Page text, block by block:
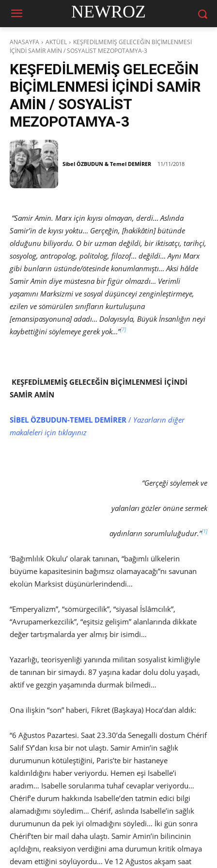
NEWROZ
ANASAYFA AKTÜEL
KEŞFEDİLMEMİŞ GELECEĞİN BİÇİMLENMESİ
İÇİNDİ SAMİR AMİN / SOSYALİST MEZOPOTAMYA-3
KEŞFEDİLMEMİŞ GELECEĞİN
BİÇİMLENMESİ İÇİNDİ SAMİR
AMİN / SOSYALİST
MEZOPOTAMYA-3
Sibel ÖZBUDUN & Temel DEMİRER 11/11/2018
“Samir Amin. Marx için kıyısı olmayan, derdi… Aslında
Samir’in de kıyısı yoktu… Gerçeğin, [hakikâtin] bütünde
olduğunu biliyordu. O bir uzman değildi, bir iktisatçı, tarihçi,
sosyolog, antropolog, politolog, filozof… değildi… Aynı Marx
gibi bunların üstünde/ötesinde konumlanmıştı… Aksi hâlde
Samir Amin diye müstesna bir figür olmazdı… Verimli
yaşamını Marksizmi ve sosyal düşünceyi zenginleştirmeye,
ezilen ve sömürülen sınıfların kurtuluşuna
[emansipasyonuna] adadı… Dolayısıyla, Büyük İnsanlığın neyi
kaybettiğini söylemeye gerek yok…”[7]
KEŞFEDİLMEMİŞ GELECEĞİN BİÇİMLENMESİ İÇİNDİ
SAMİR AMİN
SİBEL ÖZBUDUN-TEMEL DEMİRER / Yazarların diğer
makaleleri için tıklayınız
“Gerçeği söylemek ve
yalanları gözler önüne sermek
aydınların sorumluluğudur.”[1]
‘Bağımlılık Okulu’ olarak tanınan, “bağımlı ülkelerin
büyüme kapasitesinin bağımsız olamayacağı”nı savunan
ekolün Marksist düşünürlerindendi…
“Emperyalizm”, “sömürgecilik”, “siyasal İslâmcılık”,
“Avrupamerkezcilik”, “eşitsiz gelişim” alanlarında dikkate
değer tartışmalarda yer almış bir isimdi…
Yazarlığı, teorisyenliği yanında militan sosyalist kimliğiyle
de tanınan bir simaydı. 87 yaşına kadar dolu dolu yaşadı,
aktif ve gezgin yaşamında durmak bilmedi…
Ona ilişkin “son” haberi, Fikret (Başkaya) Hoca’dan aldık:
“6 Ağustos Pazartesi. Saat 23.30’da Senegalli dostum Chérif
Salif SY’dan kısa bir not ulaştı. Samir Amin’in sağlık
durumunun kötüleştiğini, Paris’te bir hastaneye
kaldırıldığını haber veriyordu. Hemen eşi Isabelle’i
aradım… Isabelle sorularıma tuhaf cevaplar veriyordu…
Chérif’e durum hakkında Isabelle’den tatmin edici bilgi
alamadığımı söyledim… Chérif, aslında Isabelle’in sağlık
durumunun da pek iyi olmadığını söyledi… İki gün sonra
Chérif’ten bir mail daha ulaştı. Samir Amin’in bilincinin
açıldığını, reaksiyon verdiğini ama durumun kritik olmaya
devam ettiğini söylüyordu… Ve 12 Ağustos akşam saat